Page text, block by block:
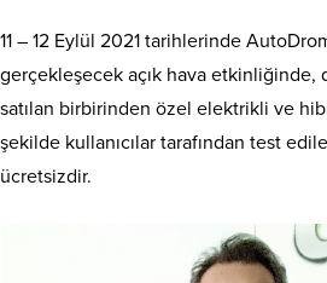
11 – 12 Eylül 2021 tarihlerinde
gerçekleşecek açık hava etkinliğinde,
satılan birbirinden özel elektrikli ve
şekilde kullanıcılar tarafından test
ücretsizdir.